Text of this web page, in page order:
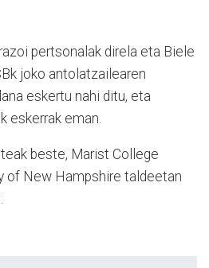
pertsonalak direla eta Biele
joko antolatzailearen
eskertu nahi ditu, eta
eskerrak eman.
beste, Marist College
of New Hampshire taldeetan